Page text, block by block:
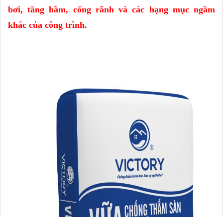
bơi, tầng hầm, cống rãnh và các hạng mục ngầm
khác của công trình.